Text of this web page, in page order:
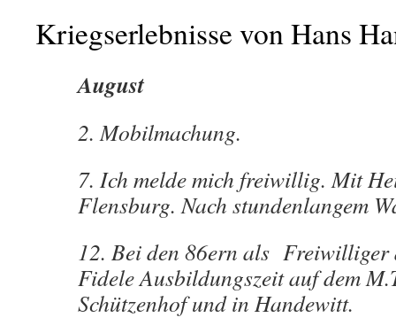
Kriegserlebnisse von Hans
August
2. Mobilmachung.
7. Ich melde mich freiwillig. Mit
Flensburg. Nach stundenlangem
12. Bei den 86ern als Freiwilliger
Fidele Ausbildungszeit auf dem
Schützenhof und in Handewitt.